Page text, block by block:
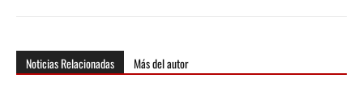
Noticias Relacionadas Más del autor